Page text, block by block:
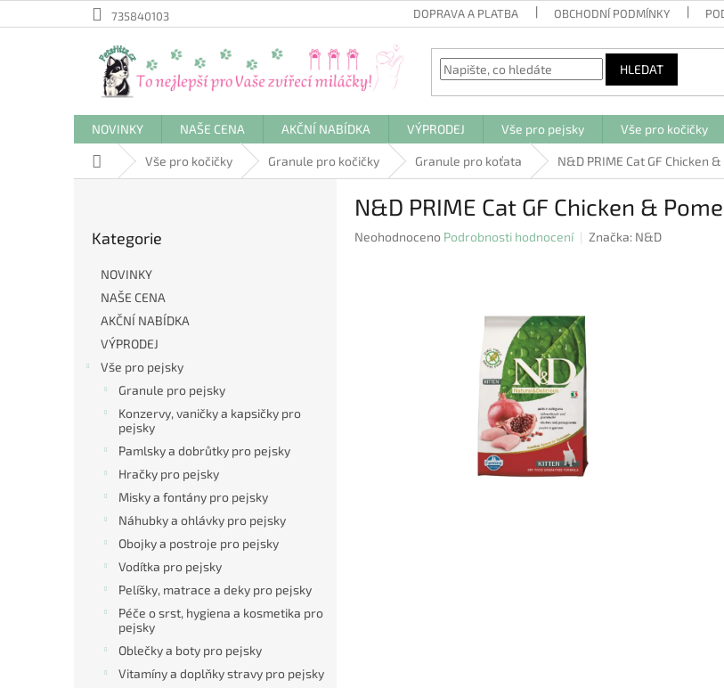
na
735840103 DOPRAVA A PLATBA OBCHODNÍ PODMÍNKY
HLEDAT
NOVINKY NAŠE CENA AKČNÍ NABÍDKA VÝPRODEJ Vše pro pejsky Vše pro kočičky
Domů Vše pro kočičky Granule pro kočičky Granule pro koťata N&D PRIME Cat GF Chicken
kategorie
Kategorie
NOVINKY
NAŠE CENA
AKČNÍ NABÍDKA
VÝPRODEJ
Vše pro pejsky
Granule pro pejsky
Konzervy, vaničky a kapsičky pro
pejsky
Pamlsky a dobrůtky pro pejsky
Hračky pro pejsky
Misky a fontány pro pejsky
Náhubky a ohlávky pro pejsky
Obojky a postroje pro pejsky
Vodítka pro pejsky
Pelíšky, matrace a deky pro pejsky
Péče o srst, hygiena a kosmetika pro
pejsky
Oblečky a boty pro pejsky
Vitamíny a doplňky stravy pro pejsky
N&D PRIME Cat GF Chicken &
Průměrné
Neohodnoceno Podrobnosti hodnocení Značka: N&D